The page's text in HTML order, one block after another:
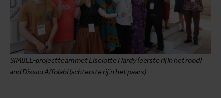
SIMBLE-projectteam met Liselotte Hardy (eerste rij in het rood)
and Dissou Affolabi (achterste rij in het paars)